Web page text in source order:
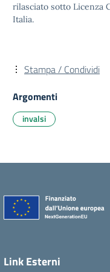
rilasciato sotto Licenza
Italia.
Stampa / Condividi
Argomenti
invalsi
Link Esterni